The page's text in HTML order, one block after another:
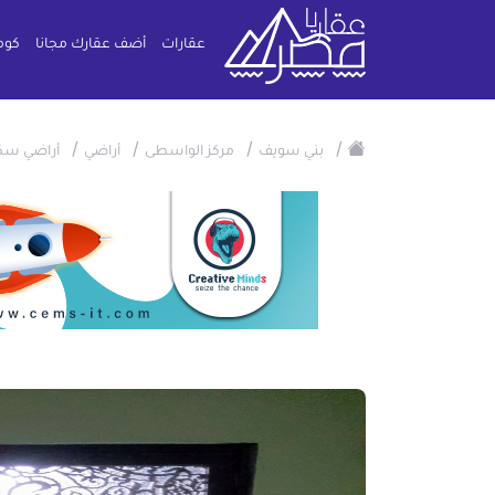
عقارات أضف عقارك مجانا
/ بني سويف / مركز الواسطى / أراضي / أراضي